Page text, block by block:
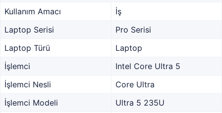
Kullanım Amacı
İş
Laptop Serisi
Pro Serisi
Laptop Türü
Laptop
İşlemci
Intel Core Ultra 5
İşlemci Nesli
Core Ultra
İşlemci Modeli
Ultra 5 235U